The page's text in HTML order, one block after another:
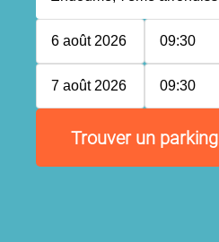
6 août 2026 09:30
7 août 2026 09:30
Trouver un parking